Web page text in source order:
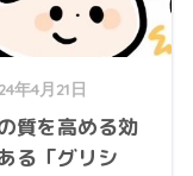
年4月21日
質を高める効
る「グリシ